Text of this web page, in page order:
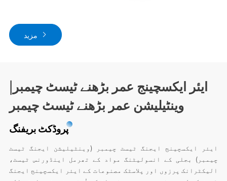
مزید
ایئر ایکسچینج عمر بڑھنے ٹیسٹ چیمبر|
وینٹیلیشن عمر بڑھنے ٹیسٹ چیمبر
پروڈکٹ بریفنگ
ایئر ایکسچینج ایجنگ ٹیسٹ چیمبر (وینٹیلیشن ایجنگ ٹیسٹ
چیمبر) بجلی کے انسولیٹنگ مواد کے تھرمل اینڈورنس ٹیسٹ،
الیکٹرانک پرزوں اور پلاسٹک مصنوعات کے ایئر ایکسچینج ایجنگ